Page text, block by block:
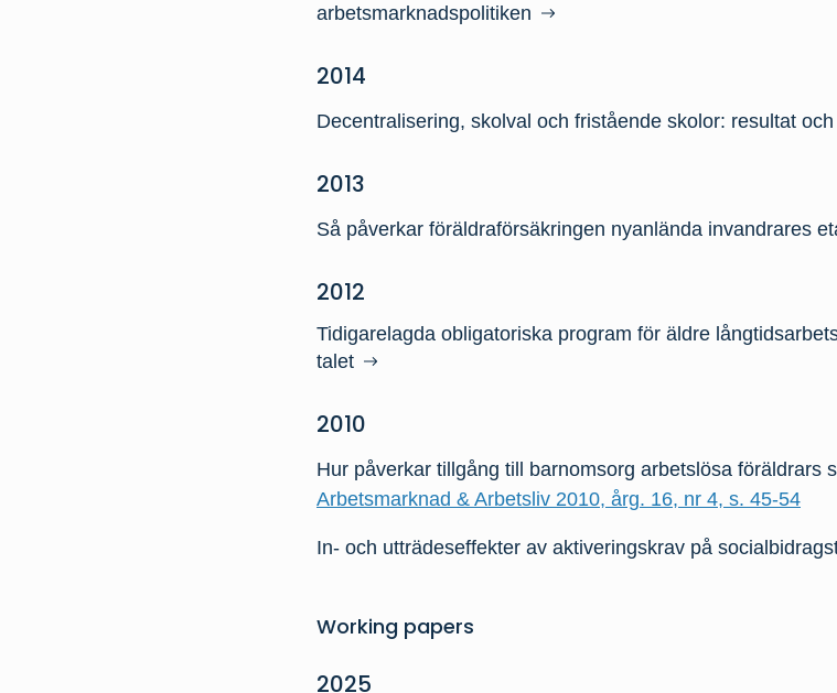
arbetsmarknadspolitiken
2014
Decentralisering, skolval och fristående skolor: resultat
2013
Så påverkar föräldraförsäkringen nyanlända invandrares
2012
Tidigarelagda obligatoriska program för äldre
talet
2010
Hur påverkar tillgång till barnomsorg arbetslösa föräldrars
Arbetsmarknad & Arbetsliv 2010, årg. 16, nr 4, s. 45-54
In- och utträdeseffekter av aktiveringskrav på
Working papers
2025